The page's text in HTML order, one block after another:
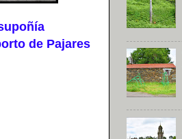
de Pajares